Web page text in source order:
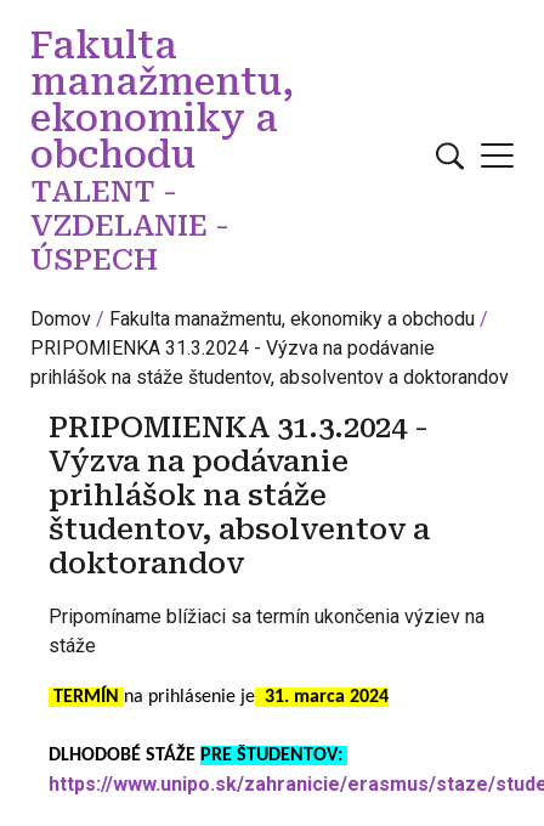
Fakulta
manažmentu,
ekonomiky a
obchodu
TALENT -
VZDELANIE -
ÚSPECH
Domov
Fakulta manažmentu, ekonomiky a obchodu
PRIPOMIENKA 31.3.2024 - Výzva na podávanie
prihlášok na stáže študentov, absolventov a doktorandov
PRIPOMIENKA 31.3.2024 -
Výzva na podávanie
prihlášok na stáže
študentov, absolventov a
doktorandov
Pripomíname blížiaci sa termín ukončenia výziev na
stáže
TERMÍN na prihlásenie je 31. marca 2024
DLHODOBÉ STÁŽE PRE ŠTUDENTOV:
https://www.unipo.sk/zahranicie/erasmus/staze/